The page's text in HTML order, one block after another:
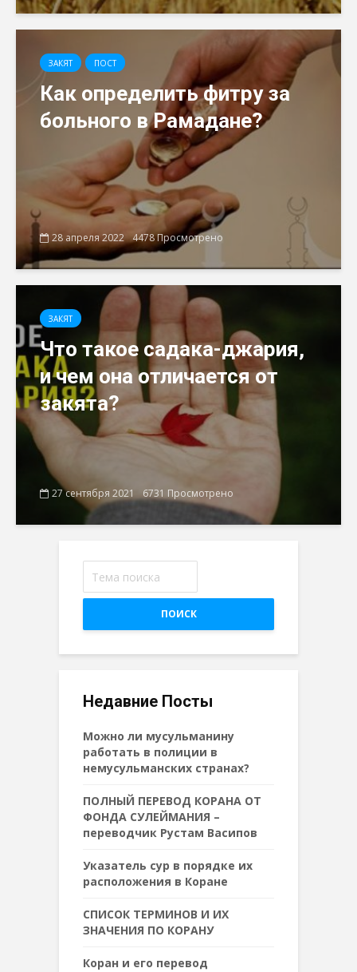
ЗАКЯТ ПОСТ
Как определить фитру за
больного в Рамадане?
28 апреля 2022 4478 Просмотрено
ЗАКЯТ
Что такое садака-джария,
и чем она отличается от
закята?
27 сентября 2021 6731 Просмотрено
ПОИСК
Недавние Посты
Можно ли мусульманину
работать в полиции в
немусульманских странах?
ПОЛНЫЙ ПЕРЕВОД КОРАНА ОТ
ФОНДА СУЛЕЙМАНИЯ –
переводчик Рустам Васипов
Указатель сур в порядке их
расположения в Коране
СПИСОК ТЕРМИНОВ И ИХ
ЗНАЧЕНИЯ ПО КОРАНУ
Коран и его перевод